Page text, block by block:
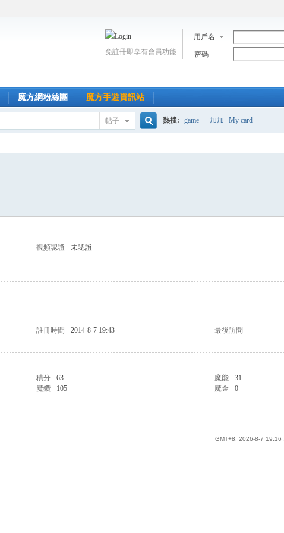
用戶名
密碼
免註冊即享有會員功能
魔方網粉絲團 魔方手遊資訊站
帖子 熱搜: game + 加加 My card
視頻認證 未認證
註冊時間 2014-8-7 19:43
最後訪問
積分 63 魔能
31
魔鑽 105 魔金 0
GMT+8, 2026-8-7 19:16